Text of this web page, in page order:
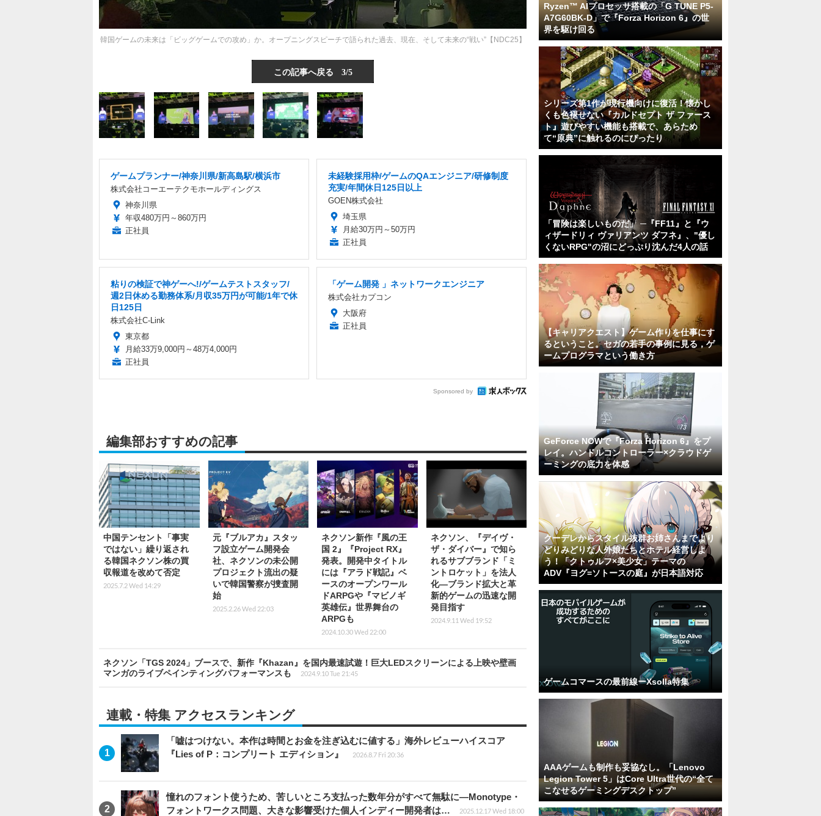
韓国ゲームの未来は「ビッグゲームでの攻め」か。オープニングスピーチで語られた過去、現在、そして未来の“戦い”【NDC25】
この記事へ戻る 3/5
ゲームプランナー/神奈川県/新高島駅/横浜市
株式会社コーエーテクモホールディングス
神奈川県
年収480万円～860万円
正社員
未経験採用枠/ゲームのQAエンジニア/研修制度
充実/年間休日125日以上
GOEN株式会社
埼玉県
月給30万円～50万円
正社員
粘りの検証で神ゲーへ!/ゲームテストスタッフ/
週2日休める勤務体系/月収35万円が可能/1年で休
日125日
株式会社C-Link
東京都
月給33万9,000円～48万4,000円
正社員
「ゲーム開発 」ネットワークエンジニア
株式会社カプコン
大阪府
正社員
Sponsored by
編集部おすすめの記事
中国テンセント「事実
ではない」繰り返され
る韓国ネクソン株の買
収報道を改めて否定
2025.7.2 Wed 14:29
元『ブルアカ』スタッ
フ設立ゲーム開発会
社、ネクソンの未公開
プロジェクト流出の疑
いで韓国警察が捜査開
始
2025.2.26 Wed 22:03
ネクソン新作『風の王
国 2』『Project RX』
発表。開発中タイトル
には『アラド戦記』ベ
ースのオープンワール
ドARPGや『マビノギ
英雄伝』世界舞台の
ARPGも
2024.10.30 Wed 22:00
ネクソン、『デイヴ・
ザ・ダイバー』で知ら
れるサブブランド「ミ
ントロケット」を法人
化―ブランド拡大と革
新的ゲームの迅速な開
発目指す
2024.9.11 Wed 19:52
ネクソン「TGS 2024」ブースで、新作『Khazan』を国内最速試遊！巨大LEDスクリーンによる上映や壁画
マンガのライブペインティングパフォーマンスも
2024.9.10 Tue 21:45
連載・特集 アクセスランキング
「嘘はつけない。本作は時間とお金を注ぎ込むに値する」海外レビューハイスコア
『Lies of P：コンプリート エディション』
2026.8.7 Fri 20:36
憧れのフォント使うため、苦しいところ支払った数年分がすべて無駄に―Monotype・
フォントワークス問題、大きな影響受けた個人インディー開発者は…
2025.12.17 Wed 18:00
Ryzen™ AIプロセッサ搭載の「G TUNE P5-
A7G60BK-D」で『Forza Horizon 6』の世
界を駆け回る
シリーズ第1作が現行機向けに復活！懐かし
くも色褪せない『カルドセプト ザ ファース
ト』遊びやすい機能も搭載で、あらため
て“原典”に触れるのにぴったり
「冒険は楽しいものだ」 ─『FF11』と『ウ
ィザードリィ ヴァリアンツ ダフネ』、"優し
くないRPG"の沼にどっぷり沈んだ4人の話
【キャリアクエスト】ゲーム作りを仕事にす
るということ。セガの若手の事例に見る，ゲ
ームプログラマという働き方
GeForce NOWで『Forza Horizon 6』をプ
レイ。ハンドルコントローラー×クラウドゲ
ーミングの底力を体感
クーデレからスタイル抜群お姉さんまでより
どりみどりな人外娘たちとホテル経営しよ
う！「クトゥルフ×美少女」テーマの
ADV『ヨグ=ソトースの庭』が日本語対応
ゲームコマースの最前線ーXsolla特集
AAAゲームも制作も妥協なし。「Lenovo
Legion Tower 5」はCore Ultra世代の“全て
こなせるゲーミングデスクトップ”